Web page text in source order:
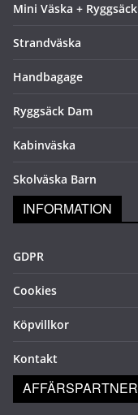
Mini Väska + Ryggsäck
Strandväska
Handbagage
Ryggsäck Dam
Kabinväska
Skolväska Barn
INFORMATION
GDPR
Cookies
Köpvillkor
Kontakt
AFFÄRSPARTNER